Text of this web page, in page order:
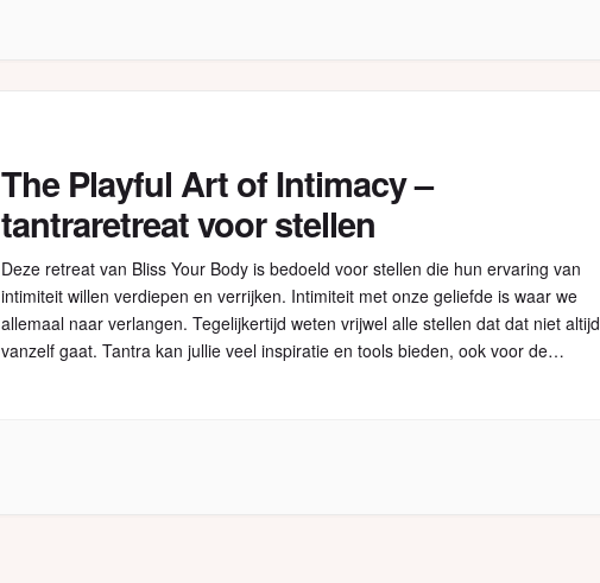
The Playful Art of Intimacy –
tantraretreat voor stellen
Deze retreat van Bliss Your Body is bedoeld voor stellen die hun ervaring van
intimiteit willen verdiepen en verrijken. Intimiteit met onze geliefde is waar we
allemaal naar verlangen. Tegelijkertijd weten vrijwel alle stellen dat dat niet altijd
vanzelf gaat. Tantra kan jullie veel inspiratie en tools bieden, ook voor de